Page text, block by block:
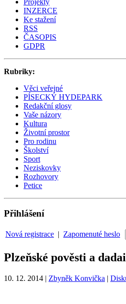
INZERCE
Ke stažení
RSS
ČASOPIS
GDPR
Rubriky:
Věci veřejné
PÍSECKÝ HYDEPARK
Redakční glosy
Vaše názory
Kultura
Životní prostor
Pro rodinu
Školství
Sport
Neziskovky
Rozhovory
Petice
Přihlášení
Nová registrace | Zapomenuté heslo
Plzeňské pověsti a
10. 12. 2014 | Zbyněk Konvička |